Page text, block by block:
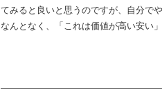
てみると良いと思うのですが、自分で
なんとなく、「これは価値が高い安い